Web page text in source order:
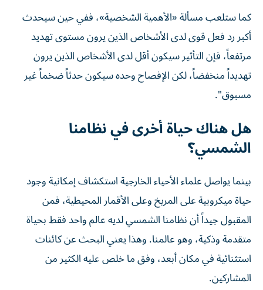
كما ستلعب مسألة «الأهمية الشخصية»، ففي حين سيحدث
أكبر رد فعل قوى لدى الأشخاص الذين يرون مستوى تهديد
مرتفعاً، فإن التأثير سيكون أقل لدى الأشخاص الذين يرون
تهديداً منخفضاً، لكن الإفصاح وحده سيكون حدثاً ضخماً غير
مسبوق".
هل هناك حياة أخرى في نظامنا
الشمسي؟
بينما يواصل علماء الأحياء الخارجية استكشاف إمكانية وجود
حياة ميكروبية على المريخ وعلى الأقمار المحيطية، فمن
المقبول جيداً أن نظامنا الشمسي لديه عالم واحد فقط بحياة
متقدمة وذكية، وهو عالمنا. وهذا يعني البحث عن كائنات
استثنائية في مكان أبعد، وفق ما خلص عليه الكثير من
المشاركين.